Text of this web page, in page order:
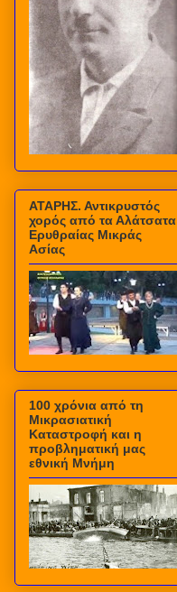
ΑΤΑΡΗΣ. Αντικρυστός
χορός από τα Αλάτσατα
Ερυθραίας Μικράς
Ασίας
100 χρόνια από τη
Μικρασιατική
Καταστροφή και η
προβληματική μας
εθνική Μνήμη